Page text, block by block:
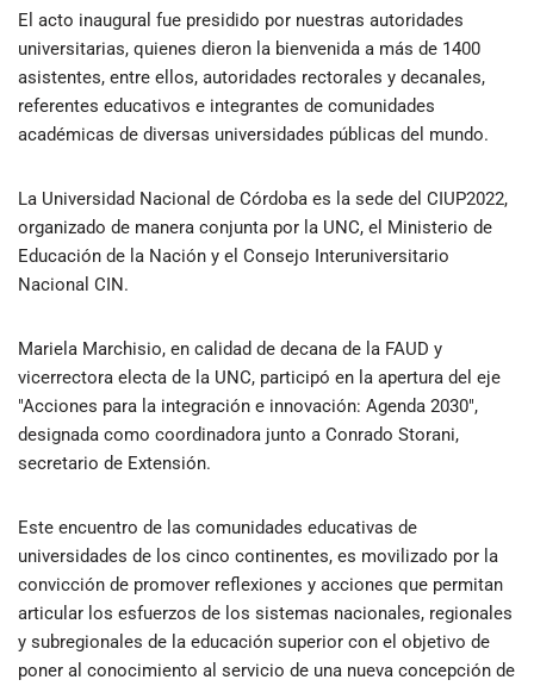
El acto inaugural fue presidido por nuestras autoridades
universitarias, quienes dieron la bienvenida a más de 1400
asistentes, entre ellos, autoridades rectorales y decanales,
referentes educativos e integrantes de comunidades
académicas de diversas universidades públicas del mundo.
La Universidad Nacional de Córdoba es la sede del CIUP2022,
organizado de manera conjunta por la UNC, el Ministerio de
Educación de la Nación y el Consejo Interuniversitario
Nacional CIN.
Mariela Marchisio, en calidad de decana de la FAUD y
vicerrectora electa de la UNC, participó en la apertura del eje
"Acciones para la integración e innovación: Agenda 2030",
designada como coordinadora junto a Conrado Storani,
secretario de Extensión.
Este encuentro de las comunidades educativas de
universidades de los cinco continentes, es movilizado por la
convicción de promover reflexiones y acciones que permitan
articular los esfuerzos de los sistemas nacionales, regionales
y subregionales de la educación superior con el objetivo de
poner al conocimiento al servicio de una nueva concepción de